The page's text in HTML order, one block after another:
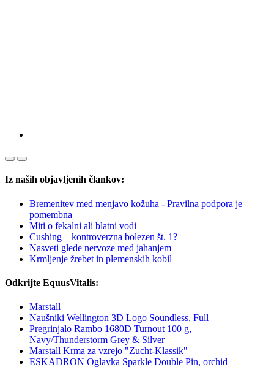
Iz naših objavljenih člankov:
Bremenitev med menjavo kožuha - Pravilna podpora je
pomembna
Miti o fekalni ali blatni vodi
Cushing – kontroverzna bolezen št. 1?
Nasveti glede nervoze med jahanjem
Krmljenje žrebet in plemenskih kobil
Odkrijte EquusVitalis:
Marstall
Naušniki Wellington 3D Logo Soundless, Full
Pregrinjalo Rambo 1680D Turnout 100 g,
Navy/Thunderstorm Grey & Silver
Marstall Krma za vzrejo "Zucht-Klassik"
ESKADRON Oglavka Sparkle Double Pin, orchid